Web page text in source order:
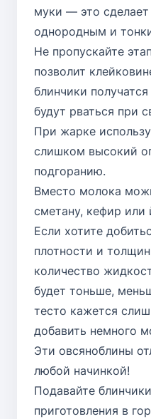
муки — это сделает
однородным и
Не пропускайте
позволит
блинчики
будут рваться при
При жарке
слишком высокий
подгоранию.
Вместо молока
сметану, кефир или
Если хотите
плотности и
количество
будет тоньше,
тесто кажется
добавить немного
Эти овсяноблины
любой начинкой!
Подавайте
приготовления в